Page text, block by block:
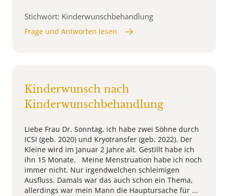
Stichwort: Kinderwunschbehandlung
Frage und Antworten lesen
Kinderwunsch nach
Kinderwunschbehandlung
Liebe Frau Dr. Sonntag, ich habe zwei Söhne durch
ICSI (geb. 2020) und Kryotransfer (geb. 2022). Der
Kleine wird im Januar 2 Jahre alt. Gestillt habe ich
ihn 15 Monate. Meine Menstruation habe ich noch
immer nicht. Nur irgendwelchen schleimigen
Ausfluss. Damals war das auch schon ein Thema,
allerdings war mein Mann die Hauptursache für ...